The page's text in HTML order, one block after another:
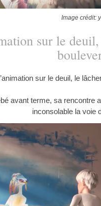
Image crédit:
sur le
sur le deuil, le
avant terme, sa rencontre
inconsolable la voie